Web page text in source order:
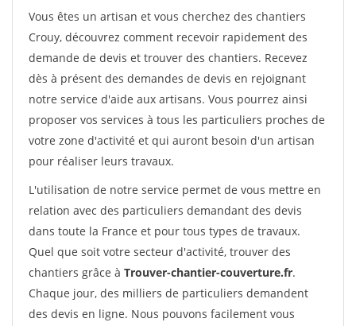
Vous êtes un artisan et vous cherchez des chantiers
Crouy, découvrez comment recevoir rapidement des
demande de devis et trouver des chantiers. Recevez
dès à présent des demandes de devis en rejoignant
notre service d'aide aux artisans. Vous pourrez ainsi
proposer vos services à tous les particuliers proches de
votre zone d'activité et qui auront besoin d'un artisan
pour réaliser leurs travaux.
L'utilisation de notre service permet de vous mettre en
relation avec des particuliers demandant des devis
dans toute la France et pour tous types de travaux.
Quel que soit votre secteur d'activité, trouver des
chantiers grâce à Trouver-chantier-couverture.fr.
Chaque jour, des milliers de particuliers demandent
des devis en ligne. Nous pouvons facilement vous